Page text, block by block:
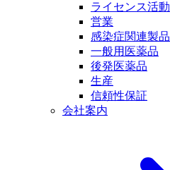
ライセンス活動
営業
感染症関連製品
一般用医薬品
後発医薬品
生産
信頼性保証
会社案内